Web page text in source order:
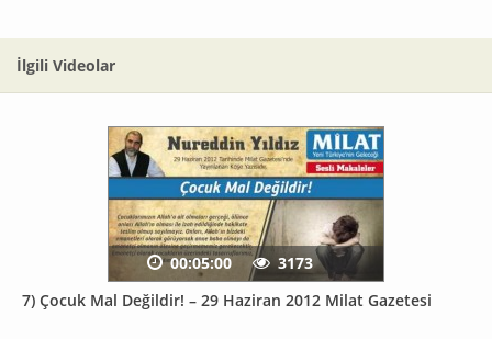
İlgili Videolar
7) Çocuk Mal Değildir! – 29 Haziran 2012 Milat Gazetesi
00:05:00 3173